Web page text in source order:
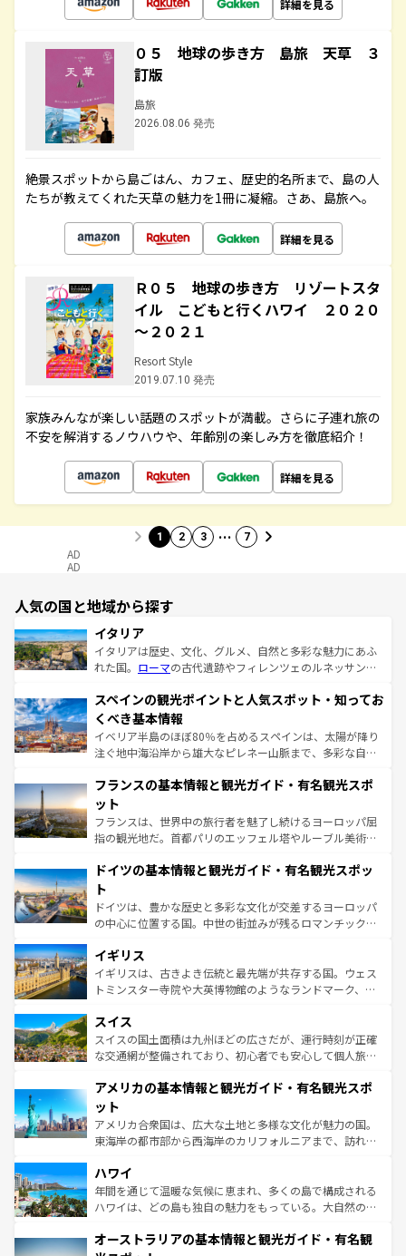
詳細を見る
０５ 地球の歩き方 島旅 天草 ３
訂版
島旅
2026.08.06 発売
絶景スポットから島ごはん、カフェ、歴史的名所まで、島の人
たちが教えてくれた天草の魅力を1冊に凝縮。さあ、島旅へ。
詳細を見る
Ｒ０５ 地球の歩き方 リゾートスタ
イル こどもと行くハワイ ２０２０
～２０２１
Resort Style
2019.07.10 発売
家族みんなが楽しい話題のスポットが満載。さらに子連れ旅の
不安を解消するノウハウや、年齢別の楽しみ方を徹底紹介！
詳細を見る
1 2 3 … 7
AD
AD
人気の国と地域から探す
イタリア
イタリアは歴史、文化、グルメ、自然と多彩な魅力にあふ
れた国。 ローマの古代遺跡やフィレンツェのルネッサンス
ろん、トスカーナの美しい田園風景やアマルフィ海岸の絶
景など、自然景観も見逃せない。観光の合間には、本場の
ピザやパスタなど、絶品のイタリア料理を堪能することも
できる。朝目覚めてから夜眠るまで、すべての瞬間を楽し
なお、新着のイタリア情報はコンテンツ一覧を参照してほ
しい。
スペインの観光ポイントと人気スポット・知ってお
くべき基本情報
イベリア半島のほぼ80％を占めるスペインは、太陽が降り
注ぐ地中海沿岸から雄大なピレネー山脈まで、多彩な自然
文化が根付くこの国では、情熱的なフラメンコ、熱気あふ
れる闘牛、そして美味しいタパスが生活の一部となってい
る。首都マドリードの洗練された雰囲気や、バルセロナの
アートに溢れた街角から、地方では古代ローマ遺跡や中世
せる。地方によって風土や気候が異なるスペインはその個
ンテンツ一覧 を参照してほしい。
フランスの基本情報と観光ガイド・有名観光スポ
ット
フランスは、世界中の旅行者を魅了し続けるヨーロッパ屈
指の観光地だ。首都パリのエッフェル塔やルーブル美術館
で、幅広い魅力が詰まっている。華麗な宮殿、歴史的な大
聖堂、美しいビーチ、そして豊かな自然が、訪れる者を心
から魅了する。また、フランスは美食の国としても知ら
れ、フランス料理はユネスコ無形文化遺産にも登録されて
香り高いラベンダー畑など、多彩な楽しみ方が可能だ。さ
らに、パリ以外の地域にも魅力が溢れており、どの街角に
も豊かな歴史と文化が息づいている。パリ以外の個性あふ
を参照してほしい。
ドイツの基本情報と観光ガイド・有名観光スポッ
ト
ドイツは、豊かな歴史と多彩な文化が交差するヨーロッパ
の中心に位置する国。中世の街並みが残るロマンチック街
顔を持つこの国は、どこを歩いても飽きることがない。ベ
ルリンの文化的活気、バイエルン州のアルプスの絶景、そ
してライン川沿いのワイン畑といった風景は必見。ビール
は、お酒好きな人にはぜひ体験してほしい。 なお、新着の
ドイツ情報はコンテンツ一覧を参照してほしい。
イギリス
イギリスは、古きよき伝統と最先端が共存する国。ウェス
トミンスター寺院や大英博物館のようなランドマーク、歴
リアごとに異なる魅力がある。また、優雅なアフタヌーン
ティー、ビール好きにはたまらない英国パブ、サッカー観
戦など、本場だからこそできる体験も豊富。イギリスを旅
ンツ一覧を参照してほしい。
スイス
スイスの国土面積は九州ほどの広さだが、運行時刻が正確
な交通網が整備されており、初心者でも安心して個人旅行
の建物がそのまま残る町や、スイスならではのユニークな
博物館もあり、アルプス観光だけでなく町歩きも満喫する
ことができる。国民の所得が高いため物価も高いが、旅行
者向けの交通パス提供のサービスもあり、うまく活用すれ
着のスイス情報は
アメリカの基本情報と観光ガイド・有名観光スポ
ット
アメリカ合衆国は、広大な土地と多様な文化が魅力の国。
東海岸の都市部から西海岸のカリフォルニアまで、訪れる
のような巨大都市は、観光、ショッピング、エンターテイ
ンメントが詰まった刺激的なスポットだ。一方、アメリカ
西部には大自然が広がり、グランドキャニオンやイエロー
部のニューオーリンズでは、音楽と美食が融合した独特の
ハワイ
年間を通じて温暖な気候に恵まれ、多くの島で構成される
ハワイは、どの島も独自の魅力をもっている。大自然の神
ワイ島は見逃せない。また、定番の観光地といえばオアフ
オーストラリアの基本情報と観光ガイド・有名観